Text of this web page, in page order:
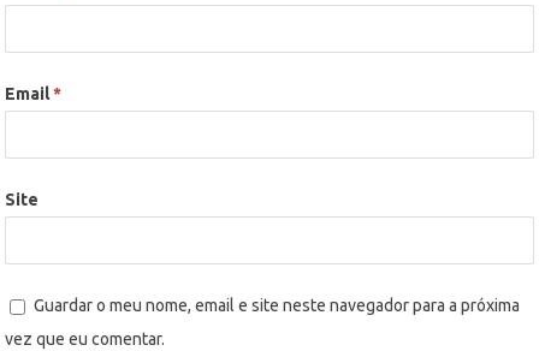
Email*
Site
Guardar o meu nome, email e site neste navegador para a próxima
vez que eu comentar.